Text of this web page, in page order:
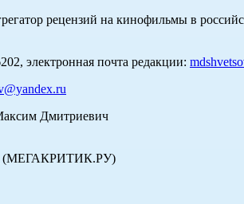
рецензий на кинофильмы в
электронная почта редакции:
Дмитриевич
(МЕГАКРИТИК.РУ)